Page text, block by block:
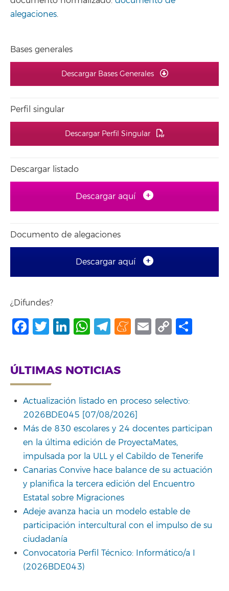
alegaciones.
Bases generales
Descargar Bases Generales
Perfil singular
Descargar Perfil Singular
Descargar listado
Descargar aquí
Documento de alegaciones
Descargar aquí
¿Difundes?
Facebook
Twitter
LinkedIn
WhatsApp
Telegram
Meneame
Email
Copy
ÚLTIMAS NOTICIAS
Actualización listado en proceso selectivo:
2026BDE045 [07/08/2026]
Más de 830 escolares y 24 docentes participan
en la última edición de ProyectaMates,
impulsada por la ULL y el Cabildo de Tenerife
Canarias Convive hace balance de su actuación
y planifica la tercera edición del Encuentro
Estatal sobre Migraciones
Adeje avanza hacia un modelo estable de
participación intercultural con el impulso de su
ciudadanía
Convocatoria Perfil Técnico: Informático/a I
(2026BDE043)